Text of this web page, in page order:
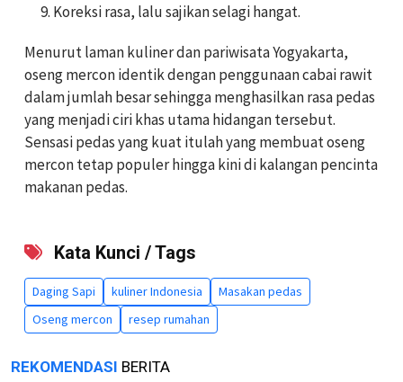
Koreksi rasa, lalu sajikan selagi hangat.
Menurut laman kuliner dan pariwisata Yogyakarta,
oseng mercon identik dengan penggunaan cabai rawit
dalam jumlah besar sehingga menghasilkan rasa pedas
yang menjadi ciri khas utama hidangan tersebut.
Sensasi pedas yang kuat itulah yang membuat oseng
mercon tetap populer hingga kini di kalangan pencinta
makanan pedas.
Kata Kunci / Tags
Daging Sapi kuliner Indonesia
Masakan pedas
Oseng mercon
resep rumahan
REKOMENDASI BERITA